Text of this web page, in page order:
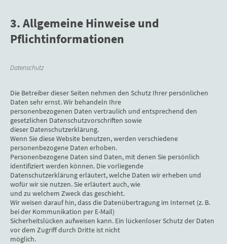
3. Allgemeine Hinweise und
Pflichtinformationen
Datenschutz
Die Betreiber dieser Seiten nehmen den Schutz Ihrer persönlichen
Daten sehr ernst. Wir behandeln Ihre
personenbezogenen Daten vertraulich und entsprechend den
gesetzlichen Datenschutzvorschriften sowie
dieser Datenschutzerklärung.
Wenn Sie diese Website benutzen, werden verschiedene
personenbezogene Daten erhoben.
Personenbezogene Daten sind Daten, mit denen Sie persönlich
identifiziert werden können. Die vorliegende
Datenschutzerklärung erläutert, welche Daten wir erheben und
wofür wir sie nutzen. Sie erläutert auch, wie
und zu welchem Zweck das geschieht.
Wir weisen darauf hin, dass die Datenübertragung im Internet (z. B.
bei der Kommunikation per E-Mail)
Sicherheitslücken aufweisen kann. Ein lückenloser Schutz der Daten
vor dem Zugriff durch Dritte ist nicht
möglich.